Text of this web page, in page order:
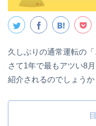
久しぶりの通常運転の
さて1年で最もアツい8
紹介されるのでしょうか